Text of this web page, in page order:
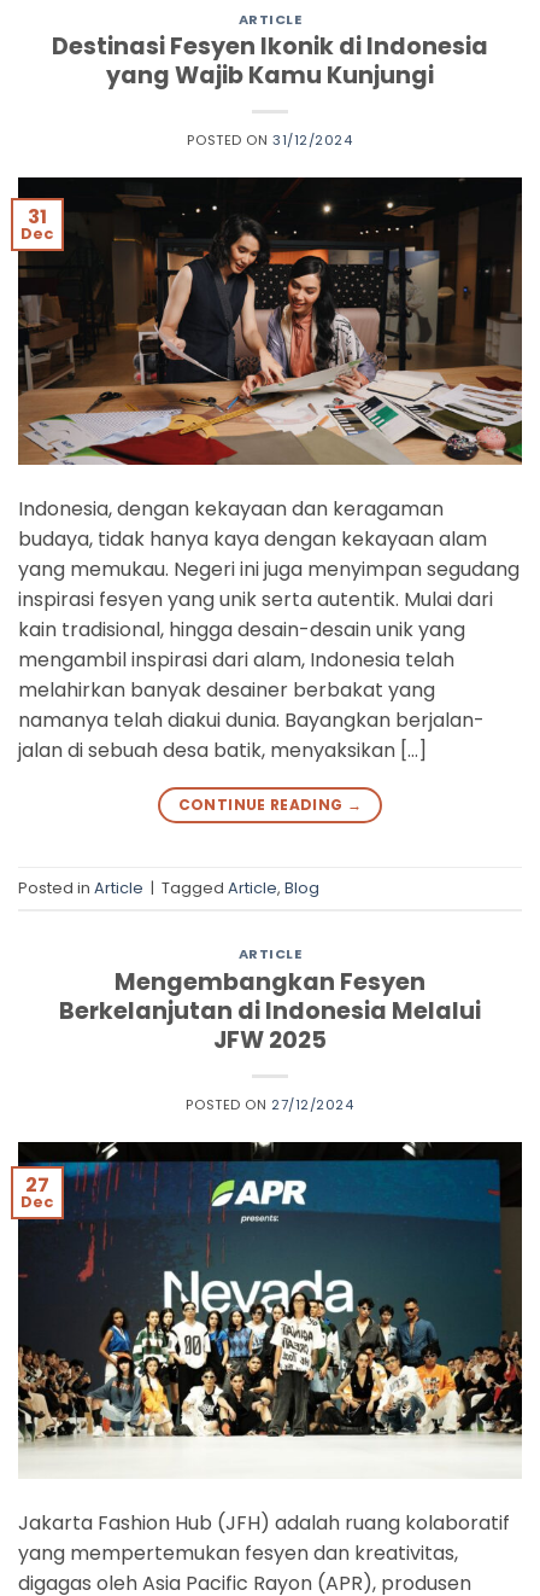
ARTICLE
Destinasi Fesyen Ikonik di Indonesia
yang Wajib Kamu Kunjungi
POSTED ON 31/12/2024
31
Dec
Indonesia, dengan kekayaan dan keragaman
budaya, tidak hanya kaya dengan kekayaan alam
yang memukau. Negeri ini juga menyimpan segudang
inspirasi fesyen yang unik serta autentik. Mulai dari
kain tradisional, hingga desain-desain unik yang
mengambil inspirasi dari alam, Indonesia telah
melahirkan banyak desainer berbakat yang
namanya telah diakui dunia. Bayangkan berjalan-
jalan di sebuah desa batik, menyaksikan […]
CONTINUE READING →
Posted in Article | Tagged Article, Blog
ARTICLE
Mengembangkan Fesyen
Berkelanjutan di Indonesia Melalui
JFW 2025
POSTED ON 27/12/2024
27
Dec
Jakarta Fashion Hub (JFH) adalah ruang kolaboratif
yang mempertemukan fesyen dan kreativitas,
digagas oleh Asia Pacific Rayon (APR), produsen